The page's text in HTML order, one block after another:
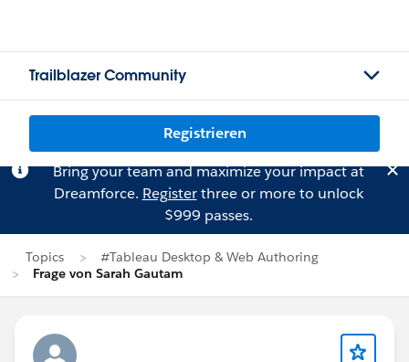
Trailblazer Community
Registrieren
Bring your team and maximize your impact at
Dreamforce. Registerthree or more to unlock
$999 passes.
Topics
#Tableau Desktop & Web Authoring
Frage von Sarah Gautam